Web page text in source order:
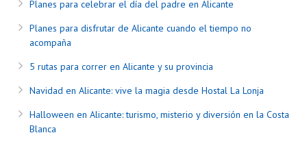
Planes para celebrar el día del padre en Alicante
Planes para disfrutar de Alicante cuando el tiempo no
acompaña
5 rutas para correr en Alicante y su provincia
Navidad en Alicante: vive la magia desde Hostal La Lonja
Halloween en Alicante: turismo, misterio y diversión en la Costa
Blanca